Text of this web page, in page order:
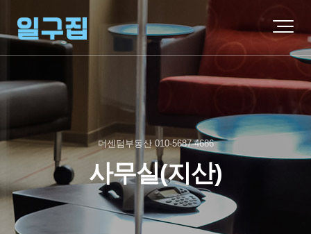
더센텀부동산 010-5687-4686
사무실(지산)